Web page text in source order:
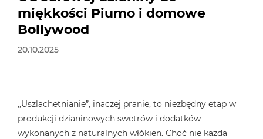
miękkości Piumo i domowe
Bollywood
20.10.2025
,,Uszlachetnianie”, inaczej pranie, to niezbędny etap w
produkcji dzianinowych swetrów i dodatków
wykonanych z naturalnych włókien. Choć nie każda